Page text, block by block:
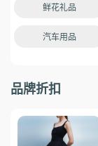
鲜花礼品
汽车用品
品牌折扣